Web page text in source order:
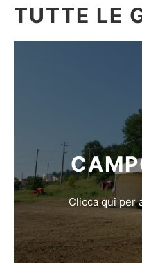
TUTTE LE
Clicca qui per